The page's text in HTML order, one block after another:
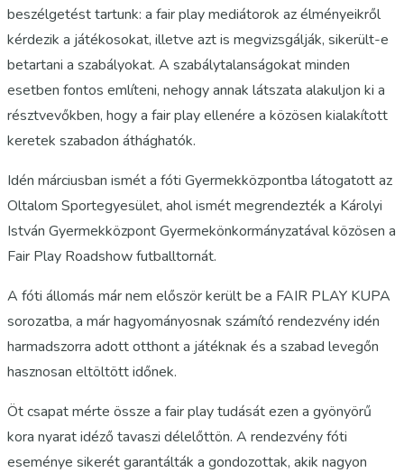
beszélgetést tartunk: a fair play mediátorok az élményeikről
kérdezik a játékosokat, illetve azt is megvizsgálják, sikerült-e
betartani a szabályokat. A szabálytalanságokat minden
esetben fontos említeni, nehogy annak látszata alakuljon ki a
résztvevőkben, hogy a fair play ellenére a közösen kialakított
keretek szabadon áthághatók.
Idén márciusban ismét a fóti Gyermekközpontba látogatott az
Oltalom Sportegyesület, ahol ismét megrendezték a Károlyi
István Gyermekközpont Gyermekönkormányzatával közösen a
Fair Play Roadshow futballtornát.
A fóti állomás már nem először került be a FAIR PLAY KUPA
sorozatba, a már hagyományosnak számító rendezvény idén
harmadszorra adott otthont a játéknak és a szabad levegőn
hasznosan eltöltött időnek.
Öt csapat mérte össze a fair play tudását ezen a gyönyörű
kora nyarat idéző tavaszi délelőttön. A rendezvény fóti
eseménye sikerét garantálták a gondozottak, akik nagyon